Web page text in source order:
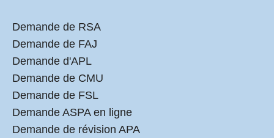
Demande de RSA
Demande de FAJ
Demande d'APL
Demande de CMU
Demande de FSL
Demande ASPA en ligne
Demande de révision APA